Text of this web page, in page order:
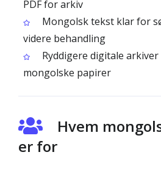
PDF for arkiv
Mongolsk tekst klar for
videre behandling
Ryddigere digitale
mongolske papirer
Hvem
er for